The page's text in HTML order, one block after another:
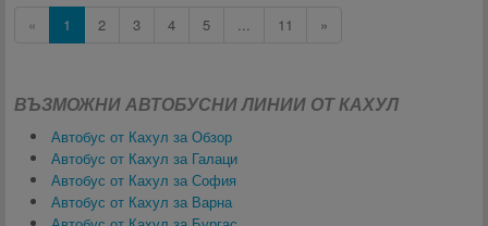
« 1 2 3 4 5 ... 11 »
ВЪЗМОЖНИ АВТОБУСНИ ЛИНИИ ОТ КАХУЛ
Автобус от Кахул за Обзор
Автобус от Кахул за Галаци
Автобус от Кахул за София
Автобус от Кахул за Варна